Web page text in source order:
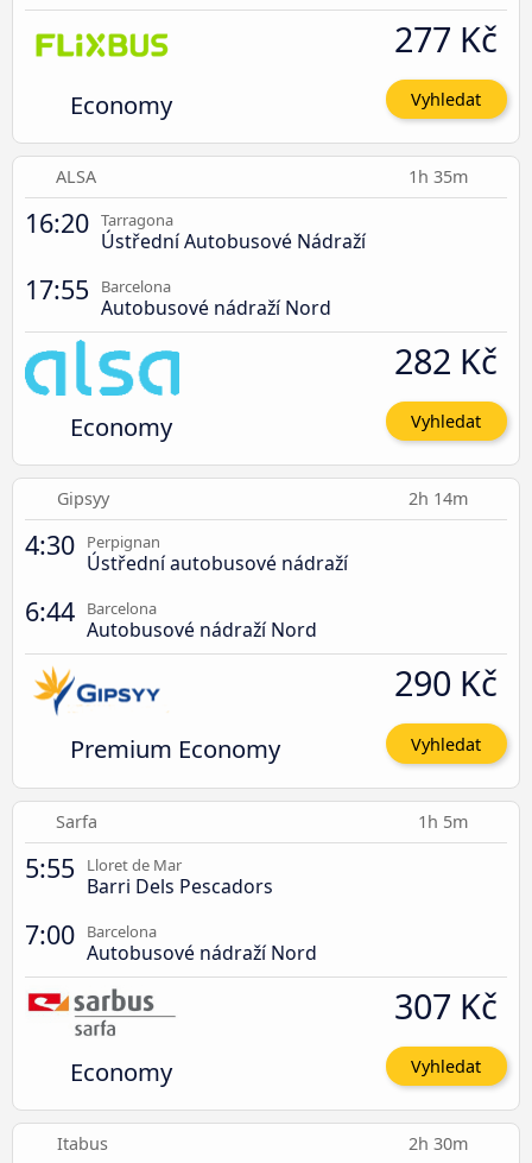
Economy
277 Kč
Vyhledat
ALSA 1h 35m
16:20 Tarragona
Ústřední Autobusové Nádraží
17:55 Barcelona
Autobusové nádraží Nord
Economy
282 Kč
Vyhledat
Gipsyy 2h 14m
4:30 Perpignan
Ústřední autobusové nádraží
6:44 Barcelona
Autobusové nádraží Nord
Premium Economy
290 Kč
Vyhledat
Sarfa 1h 5m
5:55 Lloret de Mar
Barri Dels Pescadors
7:00 Barcelona
Autobusové nádraží Nord
Economy
307 Kč
Vyhledat
Itabus 2h 30m